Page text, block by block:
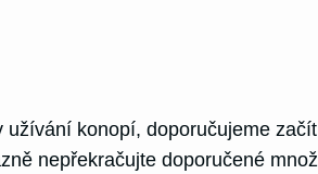
konopí, doporučujeme
nepřekračujte doporučené